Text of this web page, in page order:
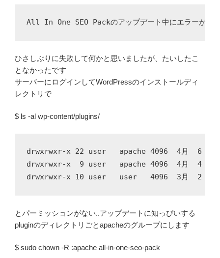
ひさしぶりに失敗して何かと思いましたが、たいしたこ
となかったです
サーバーにログインしてWordPressのインストールディ
レクトリで
$ ls -al wp-content/plugins/
drwxrwxr-x 22 user   apache 4096  4月  6
drwxrwxr-x  9 user   apache 4096  4月  4
とパーミッションがない..アップデートに知っぴいする
pluginのディレクトリごとapacheのグループにします
$ sudo chown -R :apache all-in-one-seo-pack